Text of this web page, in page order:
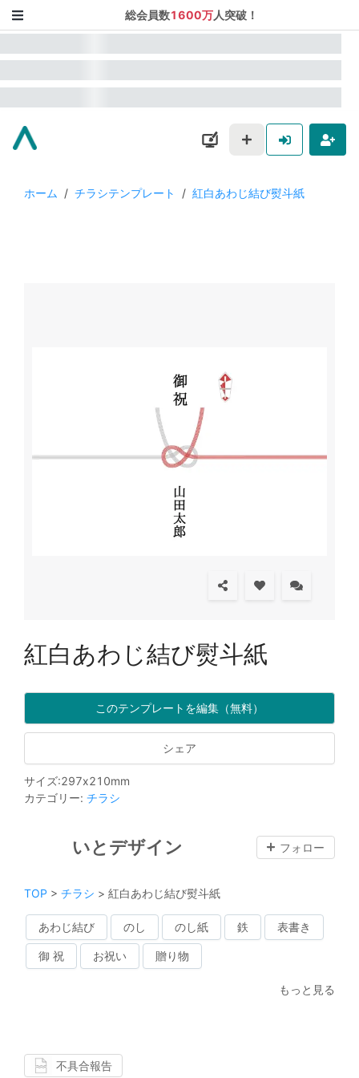
総会員数1600万人突破！
ホーム / チラシテンプレート / 紅白あわじ結び熨斗紙
紅白あわじ結び熨斗紙
このテンプレートを編集（無料）
シェア
サイズ:297x210mm
カテゴリー: チラシ
いとデザイン フォロー
TOP > チラシ > 紅白あわじ結び熨斗紙
あわじ結び のし のし紙 鉄 表書き
御 祝 お祝い 贈り物
もっと見る
不具合報告